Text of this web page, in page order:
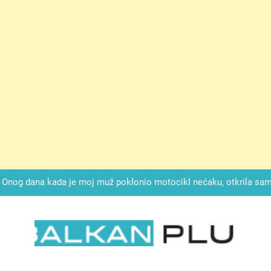
Onog dana kada je moj muž poklonio motocikl nećaku, otkrila
SAM ČAŠU: BIO JE SIN ŽENE ZA KOJU SU
mi je svekrva čupala infuziju i šaptala da umrem kako bi se
nije znala da je ispod zavoja ostao gumb koji je snimao svaku